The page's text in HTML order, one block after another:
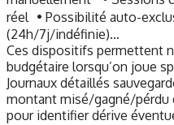
réel • Possibilité auto-
(24h/7j/indéfinie)…
Ces dispositifs permettent
budgétaire lorsqu’on joue
Journaux détaillés
montant misé/gagné/
pour identifier dérive